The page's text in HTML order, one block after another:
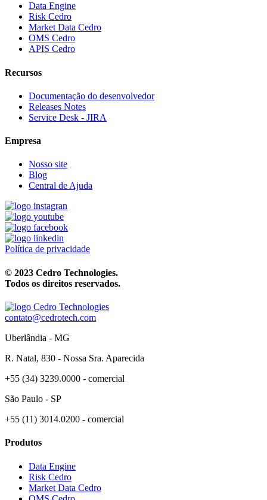
Data Engine
Risk Cedro
Market Data Cedro
OMS Cedro
APIS Cedro
Recursos
Documentação do desenvolvedor
Releases Notes
Service Desk - JIRA
Empresa
Nosso site
Blog
Central de Ajuda
Política de privacidade
© 2023 Cedro Technologies.
Todos os direitos reservados.
contato@cedrotech.com
Uberlândia - MG
R. Natal, 830 - Nossa Sra. Aparecida
+55 (34) 3239.0000 - comercial
São Paulo - SP
+55 (11) 3014.0200 - comercial
Produtos
Data Engine
Risk Cedro
Market Data Cedro